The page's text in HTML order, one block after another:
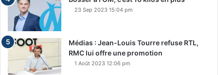
23 Sep 2023 15:04 pm
Médias : Jean-Louis Tourre refuse RTL,
RMC lui offre une promotion
1 Août 2023 12:06 pm